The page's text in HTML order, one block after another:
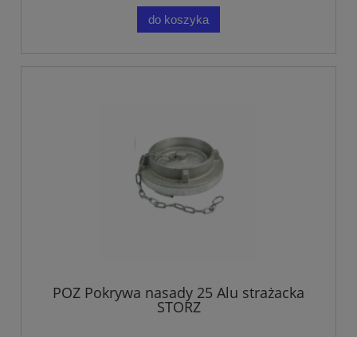
do koszyka
POZ Pokrywa nasady 25 Alu strażacka
STORZ